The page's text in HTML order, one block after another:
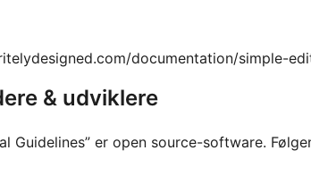
documentation/simple-
& udviklere
Guidelines” er open source-software.